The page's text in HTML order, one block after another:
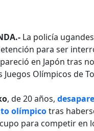
La policía
para ser
en Japón tras
Juegos Olímpicos de
, de 20 años,
olímpicotras
para competir en